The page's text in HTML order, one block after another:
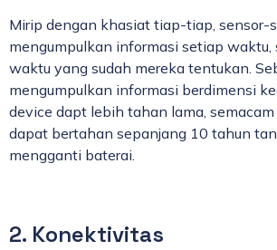
Mirip dengan khasiat tiap-tiap, sensor-
mengumpulkan informasi setiap waktu,
waktu yang sudah mereka tentukan.
mengumpulkan informasi berdimensi
device dapt lebih tahan lama,
dapat bertahan sepanjang 10 tahun
mengganti baterai.
2. Konektivitas